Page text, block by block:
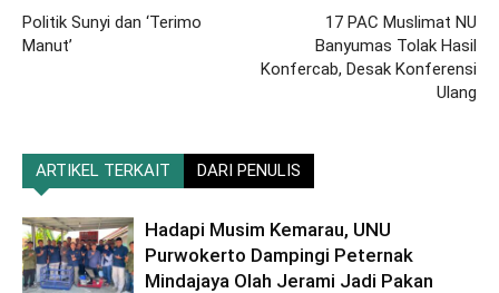
Politik Sunyi dan ‘Terimo
Manut’
17 PAC Muslimat NU
Banyumas Tolak Hasil
Konfercab, Desak Konferensi
Ulang
ARTIKEL TERKAIT DARI PENULIS
Hadapi Musim Kemarau, UNU
Purwokerto Dampingi Peternak
Mindajaya Olah Jerami Jadi Pakan